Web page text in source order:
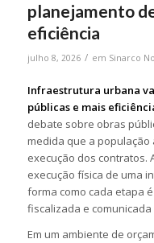
planejamento
eficiência
julho 8, 2026 / em Sinarco
Infraestrutura urbana
públicas e mais
debate sobre obras
medida que a população
execução dos contratos.
execução física de uma
forma como cada etapa
fiscalizada e
Em um ambiente de